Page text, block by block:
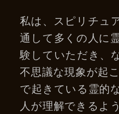
私は、スピリチュ
通して多くの人に
験していただき、
不思議な現象が起
で起きている霊的
人が理解できるよ